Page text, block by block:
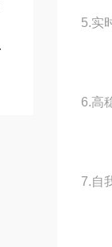
5.实
6.高
7.自